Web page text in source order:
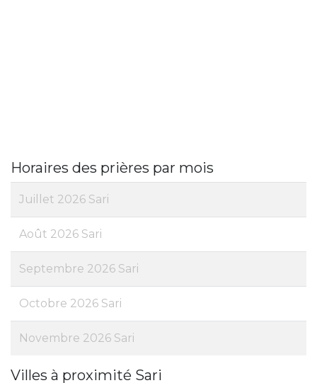
Horaires des prières par mois
Juillet 2026 Sari
Août 2026 Sari
Septembre 2026 Sari
Octobre 2026 Sari
Novembre 2026 Sari
Villes à proximité Sari